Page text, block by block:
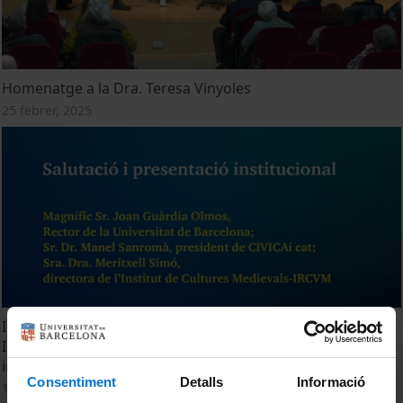
Consentiment Detalls Informació
Homenatge a la Dra. Teresa Vinyoles
25 febrer, 2025
III Jornada dels Instituts de Recerca Propis de la UB sobre
Intel·ligència Artificial (IA). Salutació i presentació
institucional.
14 febrer, 2024